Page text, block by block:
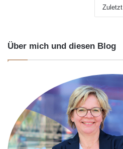
Zuletzt
Über mich und diesen Blog